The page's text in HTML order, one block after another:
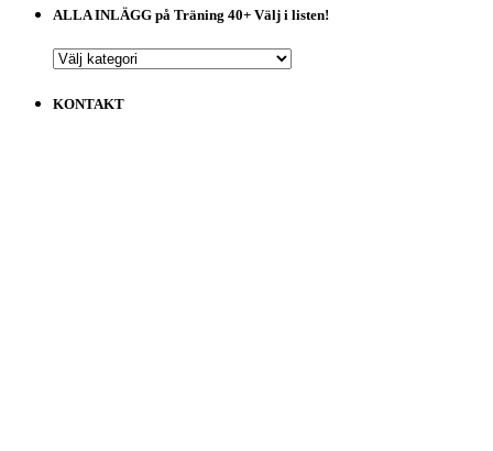
ALLA INLÄGG på Träning 40+ Välj i listen!
ALLA
på
KONTAKT